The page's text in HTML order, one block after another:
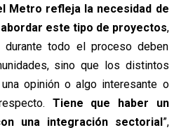
Metro refleja la necesidad de
este tipo de proyectos,
todo el proceso deben
sino que los distintos
opinión o algo interesante o
Tiene que haber un
una integración sectorial”,